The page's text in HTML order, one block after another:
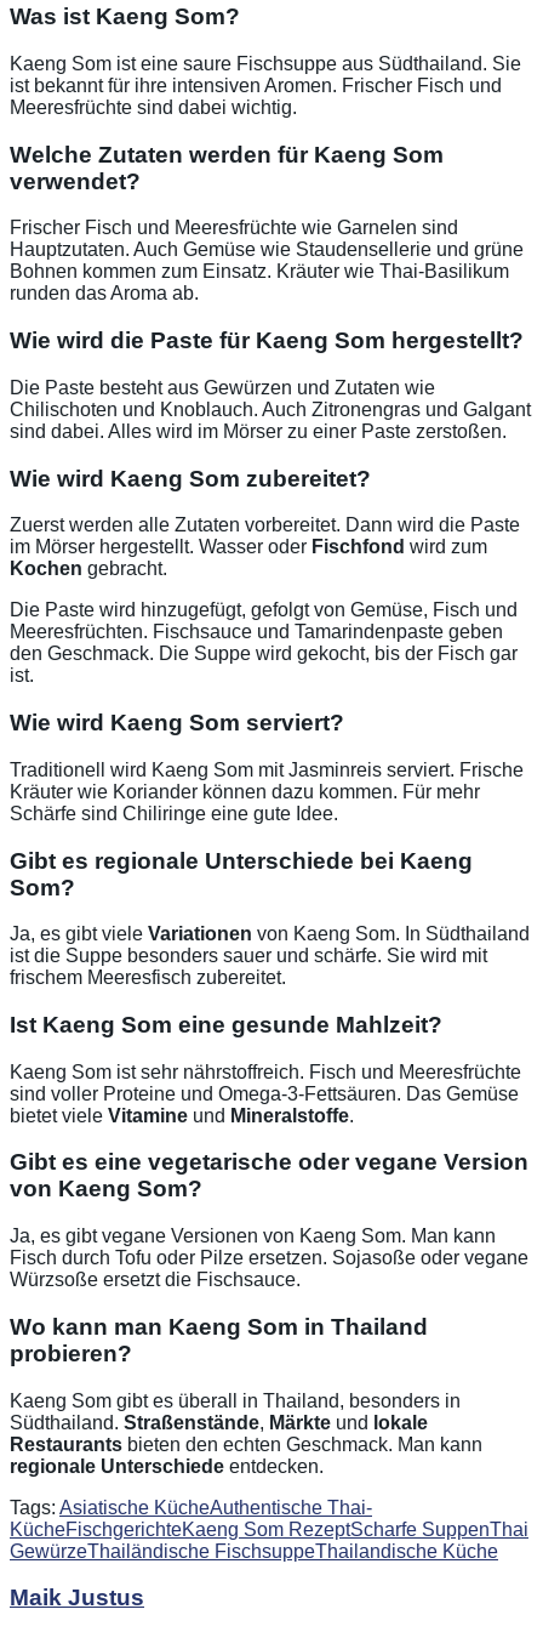
Was ist Kaeng Som?
Kaeng Som ist eine saure Fischsuppe aus Südthailand. Sie
ist bekannt für ihre intensiven Aromen. Frischer Fisch und
Meeresfrüchte sind dabei wichtig.
Welche Zutaten werden für Kaeng Som
verwendet?
Frischer Fisch und Meeresfrüchte wie Garnelen sind
Hauptzutaten. Auch Gemüse wie Staudensellerie und grüne
Bohnen kommen zum Einsatz. Kräuter wie Thai-Basilikum
runden das Aroma ab.
Wie wird die Paste für Kaeng Som hergestellt?
Die Paste besteht aus Gewürzen und Zutaten wie
Chilischoten und Knoblauch. Auch Zitronengras und Galgant
sind dabei. Alles wird im Mörser zu einer Paste zerstoßen.
Wie wird Kaeng Som zubereitet?
Zuerst werden alle Zutaten vorbereitet. Dann wird die Paste
im Mörser hergestellt. Wasser oder Fischfond wird zum
Kochen gebracht.
Die Paste wird hinzugefügt, gefolgt von Gemüse, Fisch und
Meeresfrüchten. Fischsauce und Tamarindenpaste geben
den Geschmack. Die Suppe wird gekocht, bis der Fisch gar
ist.
Wie wird Kaeng Som serviert?
Traditionell wird Kaeng Som mit Jasminreis serviert. Frische
Kräuter wie Koriander können dazu kommen. Für mehr
Schärfe sind Chiliringe eine gute Idee.
Gibt es regionale Unterschiede bei Kaeng
Som?
Ja, es gibt viele Variationen von Kaeng Som. In Südthailand
ist die Suppe besonders sauer und schärfe. Sie wird mit
frischem Meeresfisch zubereitet.
Ist Kaeng Som eine gesunde Mahlzeit?
Kaeng Som ist sehr nährstoffreich. Fisch und Meeresfrüchte
sind voller Proteine und Omega-3-Fettsäuren. Das Gemüse
bietet viele Vitamine und Mineralstoffe.
Gibt es eine vegetarische oder vegane Version
von Kaeng Som?
Ja, es gibt vegane Versionen von Kaeng Som. Man kann
Fisch durch Tofu oder Pilze ersetzen. Sojasoße oder vegane
Würzsoße ersetzt die Fischsauce.
Wo kann man Kaeng Som in Thailand
probieren?
Kaeng Som gibt es überall in Thailand, besonders in
Südthailand. Straßenstände, Märkte und lokale
Restaurants bieten den echten Geschmack. Man kann
regionale Unterschiede entdecken.
Tags: Asiatische KücheAuthentische Thai-
KücheFischgerichteKaeng Som RezeptScharfe SuppenThai
GewürzeThailändische FischsuppeThailandische Küche
Maik Justus